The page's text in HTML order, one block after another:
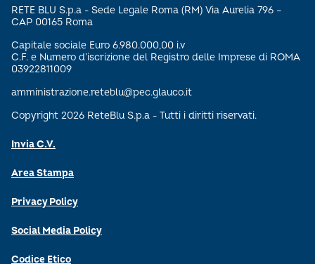
RETE BLU S.p.a - Sede Legale Roma (RM) Via Aurelia 796 –
CAP 00165 Roma
Capitale sociale Euro 6.980.000,00 i.v
C.F. e Numero d’iscrizione del Registro delle Imprese di ROMA
03922811009
amministrazione.reteblu@pec.glauco.it
Copyright 2026 ReteBlu S.p.a - Tutti i diritti riservati.
Invia C.V.
Area Stampa
Privacy Policy
Social Media Policy
Codice Etico